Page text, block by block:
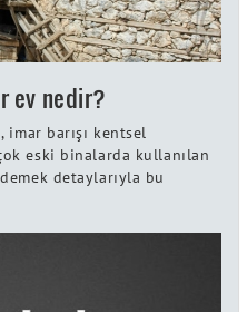
ev nedir?
barışı kentsel
eski binalarda kullanılan
detaylarıyla bu